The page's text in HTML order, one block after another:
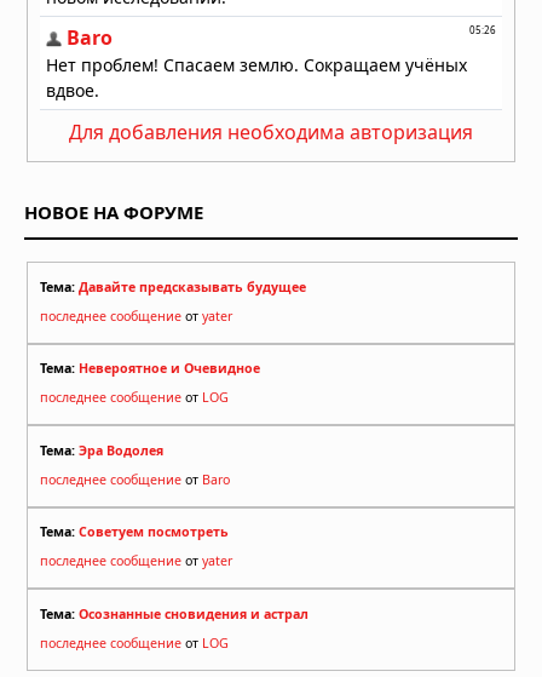
26.07.2026 в 06:01
Для добавления необходима авторизация
НОВОЕ НА ФОРУМЕ
Тема: Давайте предсказывать будущее
последнее сообщение от yater
Тема: Невероятное и Очевидное
последнее сообщение от LOG
Тема: Эра Водолея
последнее сообщение от Baro
Тема: Советуем посмотреть
последнее сообщение от yater
Тема: Осознанные сновидения и астрал
последнее сообщение от LOG